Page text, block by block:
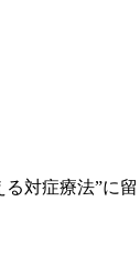
対症療法”に